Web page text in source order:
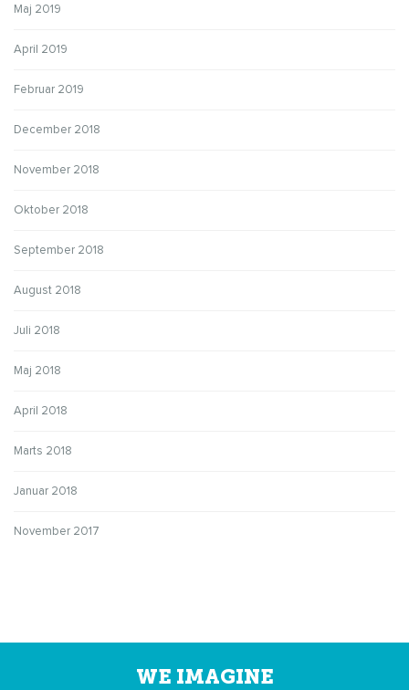
Maj 2019
April 2019
Februar 2019
December 2018
November 2018
Oktober 2018
September 2018
August 2018
Juli 2018
Maj 2018
April 2018
Marts 2018
Januar 2018
November 2017
WE IMAGINE